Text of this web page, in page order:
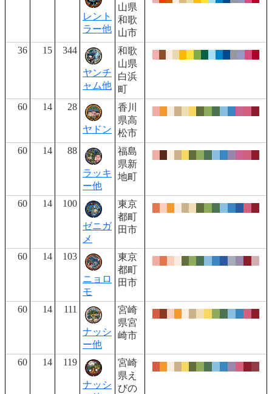
レント
ラー他
山県
和歌
山市
36
15 344
ヤンチ
ャム他
和歌
山県
白浜
町
60
14 28
ヤドン
香川
県高
松市
60
14 88
ラッキ
ー他
福島
県新
地町
60 14 100
ゼニガ
メ
東京
都町
田市
60 14 103
ニョロ
モ
東京
都町
田市
60 14 111
ナッシ
ー他
宮崎
県宮
崎市
60 14 119
ナッシ
宮崎
県え
びの